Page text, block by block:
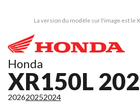
La version du modèle sur l'image est le
Honda
XR150L
202620252024